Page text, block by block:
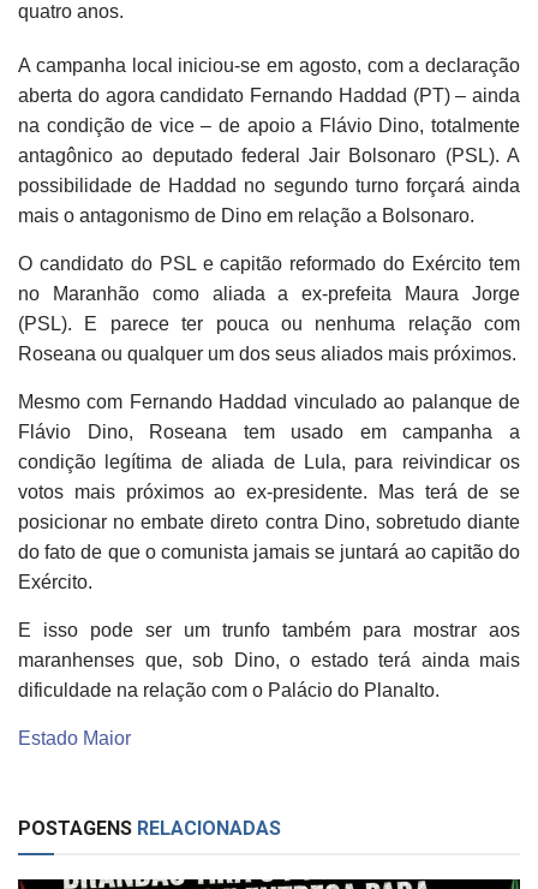
quatro anos.
A campanha local iniciou-se em agosto, com a declaração
aberta do agora candidato Fernando Haddad (PT) – ainda
na condição de vice – de apoio a Flávio Dino, totalmente
antagônico ao deputado federal Jair Bolsonaro (PSL). A
possibilidade de Haddad no segundo turno forçará ainda
mais o antagonismo de Dino em relação a Bolsonaro.
O candidato do PSL e capitão reformado do Exército tem
no Maranhão como aliada a ex-prefeita Maura Jorge
(PSL). E parece ter pouca ou nenhuma relação com
Roseana ou qualquer um dos seus aliados mais próximos.
Mesmo com Fernando Haddad vinculado ao palanque de
Flávio Dino, Roseana tem usado em campanha a
condição legítima de aliada de Lula, para reivindicar os
votos mais próximos ao ex-presidente. Mas terá de se
posicionar no embate direto contra Dino, sobretudo diante
do fato de que o comunista jamais se juntará ao capitão do
Exército.
E isso pode ser um trunfo também para mostrar aos
maranhenses que, sob Dino, o estado terá ainda mais
dificuldade na relação com o Palácio do Planalto.
Estado Maior
POSTAGENS RELACIONADAS